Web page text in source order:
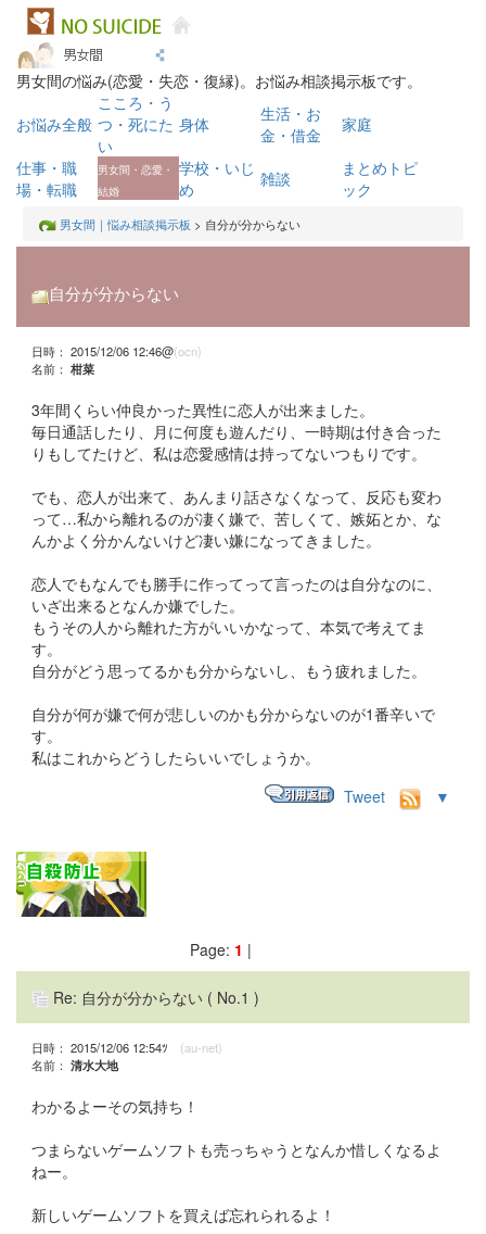
男女間の悩み(恋愛・失恋・復縁)。お悩み相談掲示板です。
お悩み全般
こころ・う
つ・死にた
い
身体
生活・お
金・借金
家庭
仕事・職
場・転職
男女間・恋愛・
結婚
学校・いじ
め
雑談
まとめトピ
ック
男女間｜悩み相談掲示板 > 自分が分からない
自分が分からない
日時： 2015/12/06 12:46@(ocn)
名前： 柑菜
3年間くらい仲良かった異性に恋人が出来ました。
毎日通話したり、月に何度も遊んだり、一時期は付き合った
りもしてたけど、私は恋愛感情は持ってないつもりです。
でも、恋人が出来て、あんまり話さなくなって、反応も変わ
って…私から離れるのが凄く嫌で、苦しくて、嫉妬とか、な
んかよく分かんないけど凄い嫌になってきました。
恋人でもなんでも勝手に作ってって言ったのは自分なのに、
いざ出来るとなんか嫌でした。
もうその人から離れた方がいいかなって、本気で考えてま
す。
自分がどう思ってるかも分からないし、もう疲れました。
自分が何が嫌で何が悲しいのかも分からないのが1番辛いで
す。
私はこれからどうしたらいいでしょうか。
Tweet
▼
Page: 1 |
Re: 自分が分からない ( No.1 )
日時： 2015/12/06 12:54ﾂ (au-net)
名前： 清水大地
わかるよーその気持ち！
つまらないゲームソフトも売っちゃうとなんか惜しくなるよ
ねー。
新しいゲームソフトを買えば忘れられるよ！